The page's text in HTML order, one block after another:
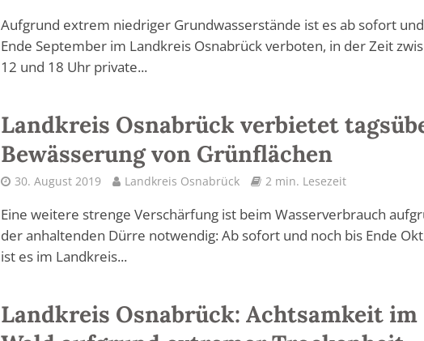
Aufgrund extrem niedriger Grundwasserstände ist es ab sofort
Ende September im Landkreis Osnabrück verboten, in der Zeit
12 und 18 Uhr private...
Landkreis Osnabrück verbietet
Bewässerung von Grünflächen
30. August 2019 Landkreis Osnabrück 2 min. Lesezeit
Eine weitere strenge Verschärfung ist beim Wasserverbrauch
der anhaltenden Dürre notwendig: Ab sofort und noch bis Ende
ist es im Landkreis...
Landkreis Osnabrück: Achtsamkeit im